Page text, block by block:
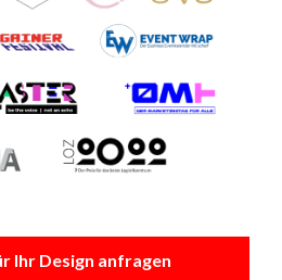
Ihr Design anfragen